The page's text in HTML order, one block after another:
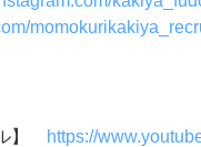
】
https://